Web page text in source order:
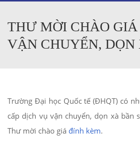
THƯ MỜI CHÀO
VẬN CHUYỂN,
Trường Đại học Quốc tế (ĐHQT) có
cấp dịch vụ vận chuyển, dọn xà bần
Thư mời chào giá đính kèm.